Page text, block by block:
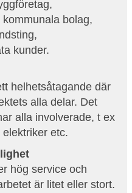
bolag,
kunder.
helhetsåtagande där
alla delar. Det
alla involverade, t ex
etc.
hög service och
är litet eller stort.